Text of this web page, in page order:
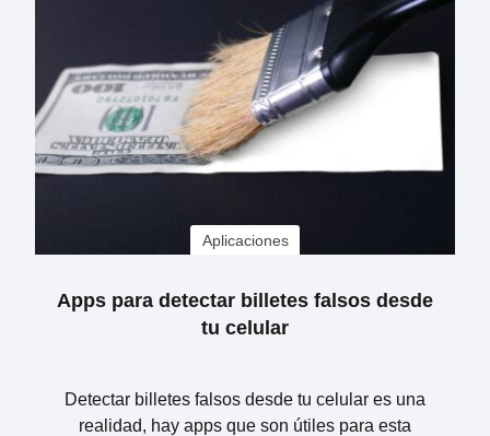
Aplicaciones
Apps para detectar billetes falsos desde
tu celular
Detectar billetes falsos desde tu celular es una
realidad, hay apps que son útiles para esta